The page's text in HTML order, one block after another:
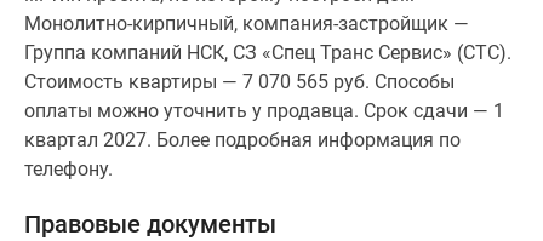
Монолитно-кирпичный, компания-застройщик —
Группа компаний НСК, СЗ «Спец Транс Сервис» (СТС).
Стоимость квартиры — 7 070 565 руб. Способы
оплаты можно уточнить у продавца. Срок сдачи — 1
квартал 2027. Более подробная информация по
телефону.
Правовые документы